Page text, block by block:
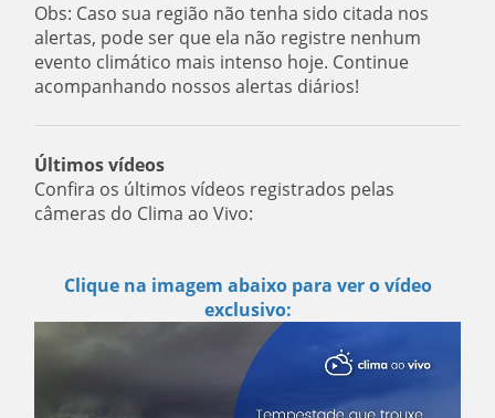
Obs: Caso sua região não tenha sido citada nos
alertas, pode ser que ela não registre nenhum
evento climático mais intenso hoje. Continue
acompanhando nossos alertas diários!
Últimos vídeos
Confira os últimos vídeos registrados pelas
câmeras do Clima ao Vivo:
Clique na imagem abaixo para ver o vídeo
exclusivo: